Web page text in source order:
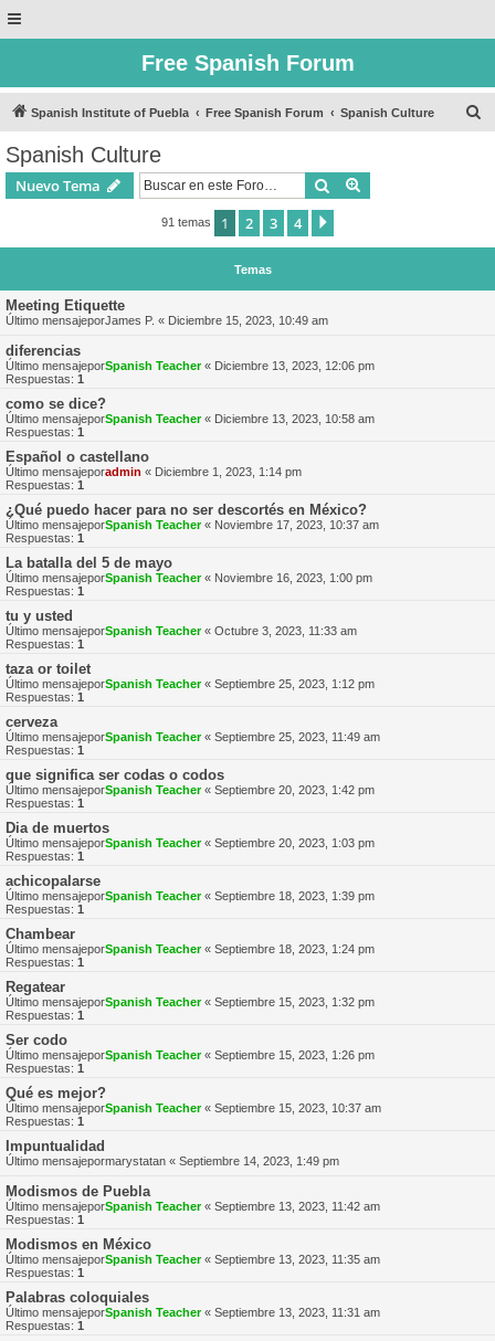
Free Spanish Forum
Spanish Institute of Puebla Free Spanish Forum Spanish Culture
Spanish Culture
Nuevo Tema Buscar
91 temas 1 2 3 4
Temas
Meeting Etiquette
Último mensajeporJames P. « Diciembre 15, 2023, 10:49 am
diferencias
Último mensajeporSpanish Teacher« Diciembre 13, 2023, 12:06 pm
Respuestas: 1
como se dice?
Último mensajeporSpanish Teacher« Diciembre 13, 2023, 10:58 am
Respuestas: 1
Español o castellano
Último mensajeporadmin « Diciembre 1, 2023, 1:14 pm
Respuestas: 1
¿Qué puedo hacer para no ser descortés en México?
Último mensajeporSpanish Teacher« Noviembre 17, 2023, 10:37 am
Respuestas: 1
La batalla del 5 de mayo
Último mensajeporSpanish Teacher« Noviembre 16, 2023, 1:00 pm
Respuestas: 1
tu y usted
Último mensajeporSpanish Teacher« Octubre 3, 2023, 11:33 am
Respuestas: 1
taza or toilet
Último mensajeporSpanish Teacher« Septiembre 25, 2023, 1:12 pm
Respuestas: 1
cerveza
Último mensajeporSpanish Teacher« Septiembre 25, 2023, 11:49 am
Respuestas: 1
que significa ser codas o codos
Último mensajeporSpanish Teacher« Septiembre 20, 2023, 1:42 pm
Respuestas: 1
Dia de muertos
Último mensajeporSpanish Teacher« Septiembre 20, 2023, 1:03 pm
Respuestas: 1
achicopalarse
Último mensajeporSpanish Teacher« Septiembre 18, 2023, 1:39 pm
Respuestas: 1
Chambear
Último mensajeporSpanish Teacher« Septiembre 18, 2023, 1:24 pm
Respuestas: 1
Regatear
Último mensajeporSpanish Teacher« Septiembre 15, 2023, 1:32 pm
Respuestas: 1
Ser codo
Último mensajeporSpanish Teacher« Septiembre 15, 2023, 1:26 pm
Respuestas: 1
Qué es mejor?
Último mensajeporSpanish Teacher« Septiembre 15, 2023, 10:37 am
Respuestas: 1
Impuntualidad
Último mensajepormarystatan « Septiembre 14, 2023, 1:49 pm
Modismos de Puebla
Último mensajeporSpanish Teacher« Septiembre 13, 2023, 11:42 am
Respuestas: 1
Modismos en México
Último mensajeporSpanish Teacher« Septiembre 13, 2023, 11:35 am
Respuestas: 1
Palabras coloquiales
Último mensajeporSpanish Teacher« Septiembre 13, 2023, 11:31 am
Respuestas: 1